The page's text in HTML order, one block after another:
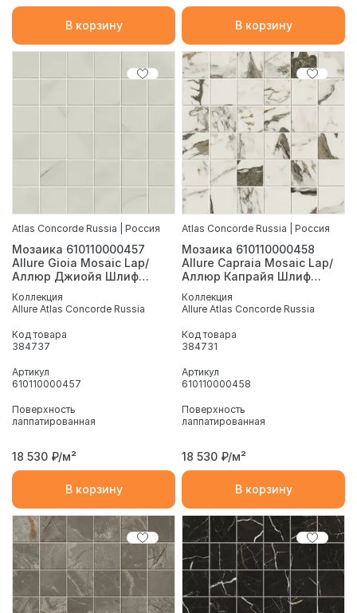
В корзину В корзину
Atlas Concorde Russia | Россия
Мозаика 610110000457
Allure Gioia Mosaic Lap/
Аллюр Джиойя Шлиф
Коллекция
Allure Atlas Concorde Russia
Код товара
384737
Артикул
610110000457
Поверхность
лаппатированная
18 530 ₽/м²
В корзину
Atlas Concorde Russia | Россия
Мозаика 610110000458
Allure Capraia Mosaic Lap/
Аллюр Капрайя Шлиф
Коллекция
Allure Atlas Concorde Russia
Код товара
384731
Артикул
610110000458
Поверхность
лаппатированная
18 530 ₽/м²
В корзину